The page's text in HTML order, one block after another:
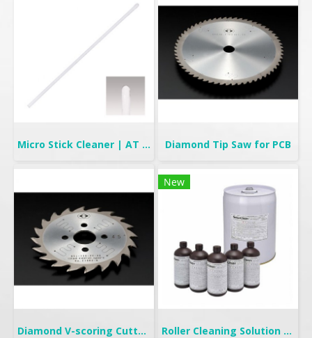
Micro Stick Cleaner | AT Stick Diamond Tip Saw for PCB
Diamond V-scoring Cutter for PCB
New
Roller Cleaning Solution | TC-315FL & TC-325NF